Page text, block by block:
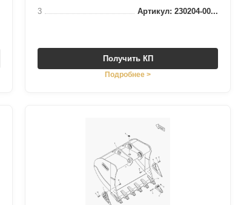
3
Артикул: 230204-00...
Получить КП
Подробнее >